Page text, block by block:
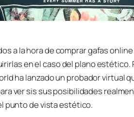
a la hora de comprar gafas
en el caso del plano estético.
ha lanzado un probador virtual
ver sis sus posibilidades
punto de vista estético.